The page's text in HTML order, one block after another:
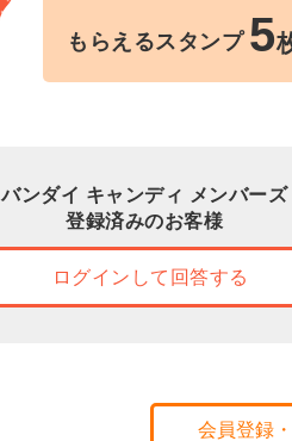
もらえるスタンプ 5
バンダイ キャンディ メンバーズ
登録済みのお客様
ログインして回答する
会員登録